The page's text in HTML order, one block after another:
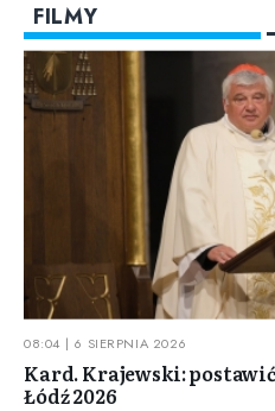
FILMY
08:04 | 6 SIERPNIA 2026
Kard. Krajewski:
Łódź 2026